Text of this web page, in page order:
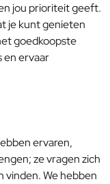
jou prioriteit geeft.
je kunt genieten
goedkoopste
en ervaar
ervaren,
ze vragen zich
vinden. We hebben